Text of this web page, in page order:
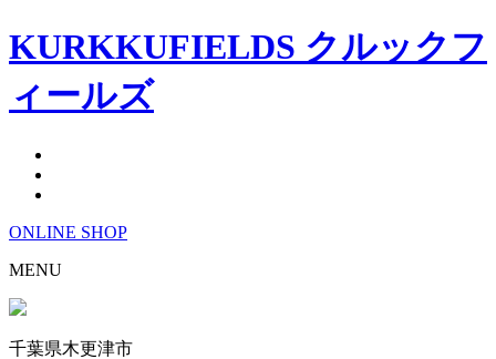
KURKKUFIELDS クルックフ
ィールズ
ONLINE SHOP
MENU
千葉県木更津市